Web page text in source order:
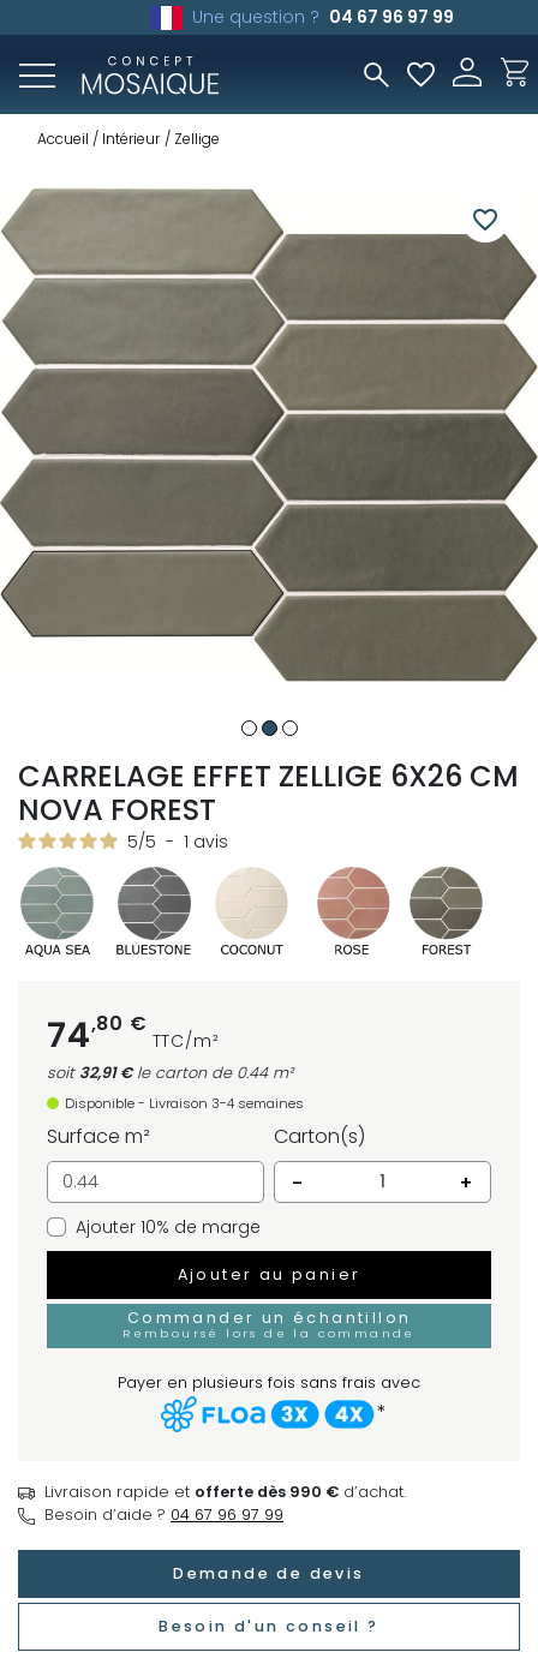
Une question ? 04 67 96 97 99
Accueil Intérieur Zellige
favorite_border
CARRELAGE EFFET ZELLIGE 6X26 CM
NOVA FOREST
5/5 - 1 avis
74,80 €
TTC/m²
soit 32,91 €le carton de 0.44 m²
Disponible - Livraison 3-4 semaines
Surface m²
Carton(s)
-
+
Ajouter 10% de marge
Ajouter au panier
Commander un échantillon
Remboursé lors de la commande
Payer en plusieurs fois sans frais avec
*
Livraison rapide et offerte dès 990 € d’achat.
Besoin d’aide ? 04 67 96 97 99
Demande de devis
Besoin d'un conseil ?